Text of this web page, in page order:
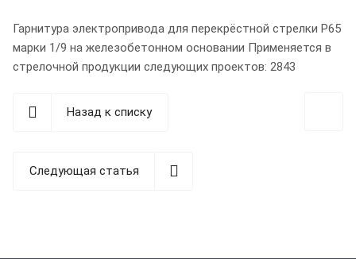
Гарнитура электропривода для перекрёстной стрелки Р65
марки 1/9 на железобетонном основании Применяется в
стрелочной продукции следующих проектов: 2843
Назад к списку
Следующая статья